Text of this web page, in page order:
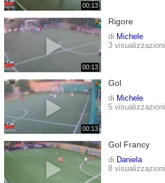
00:13
00:13
Rigore
di Michele
3 visualizzazioni
00:13
Gol
di Michele
5 visualizzazioni
Gol Francy
di Daniela
8 visualizzazioni